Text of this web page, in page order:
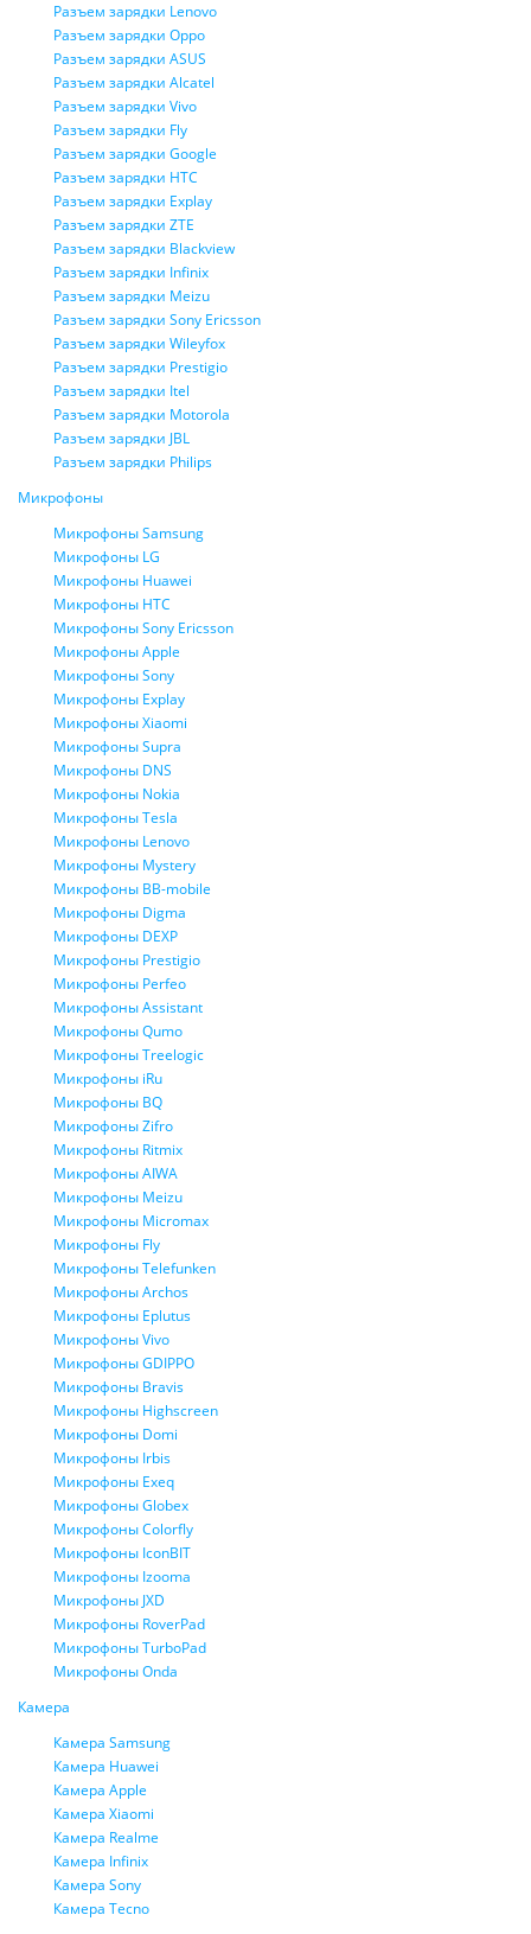
Разъем зарядки Lenovo
Разъем зарядки Oppo
Разъем зарядки ASUS
Разъем зарядки Alcatel
Разъем зарядки Vivo
Разъем зарядки Fly
Разъем зарядки Google
Разъем зарядки HTC
Разъем зарядки Explay
Разъем зарядки ZTE
Разъем зарядки Blackview
Разъем зарядки Infinix
Разъем зарядки Meizu
Разъем зарядки Sony Ericsson
Разъем зарядки Wileyfox
Разъем зарядки Prestigio
Разъем зарядки Itel
Разъем зарядки Motorola
Разъем зарядки JBL
Разъем зарядки Philips
Микрофоны
Микрофоны Samsung
Микрофоны LG
Микрофоны Huawei
Микрофоны HTC
Микрофоны Sony Ericsson
Микрофоны Apple
Микрофоны Sony
Микрофоны Explay
Микрофоны Xiaomi
Микрофоны Supra
Микрофоны DNS
Микрофоны Nokia
Микрофоны Tesla
Микрофоны Lenovo
Микрофоны Mystery
Микрофоны BB-mobile
Микрофоны Digma
Микрофоны DEXP
Микрофоны Prestigio
Микрофоны Perfeo
Микрофоны Assistant
Микрофоны Qumo
Микрофоны Treelogic
Микрофоны iRu
Микрофоны BQ
Микрофоны Zifro
Микрофоны Ritmix
Микрофоны AIWA
Микрофоны Meizu
Микрофоны Micromax
Микрофоны Fly
Микрофоны Telefunken
Микрофоны Archos
Микрофоны Eplutus
Микрофоны Vivo
Микрофоны GDIPPO
Микрофоны Bravis
Микрофоны Highscreen
Микрофоны Domi
Микрофоны Irbis
Микрофоны Exeq
Микрофоны Globex
Микрофоны Colorfly
Микрофоны IconBIT
Микрофоны Izooma
Микрофоны JXD
Микрофоны RoverPad
Микрофоны TurboPad
Микрофоны Onda
Камера
Камера Samsung
Камера Huawei
Камера Apple
Камера Xiaomi
Камера Realme
Камера Infinix
Камера Sony
Камера Tecno